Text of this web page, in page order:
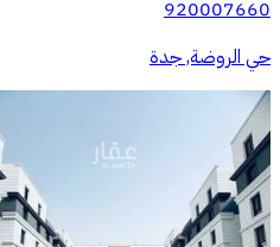
920007660
حي الروضة, جدة